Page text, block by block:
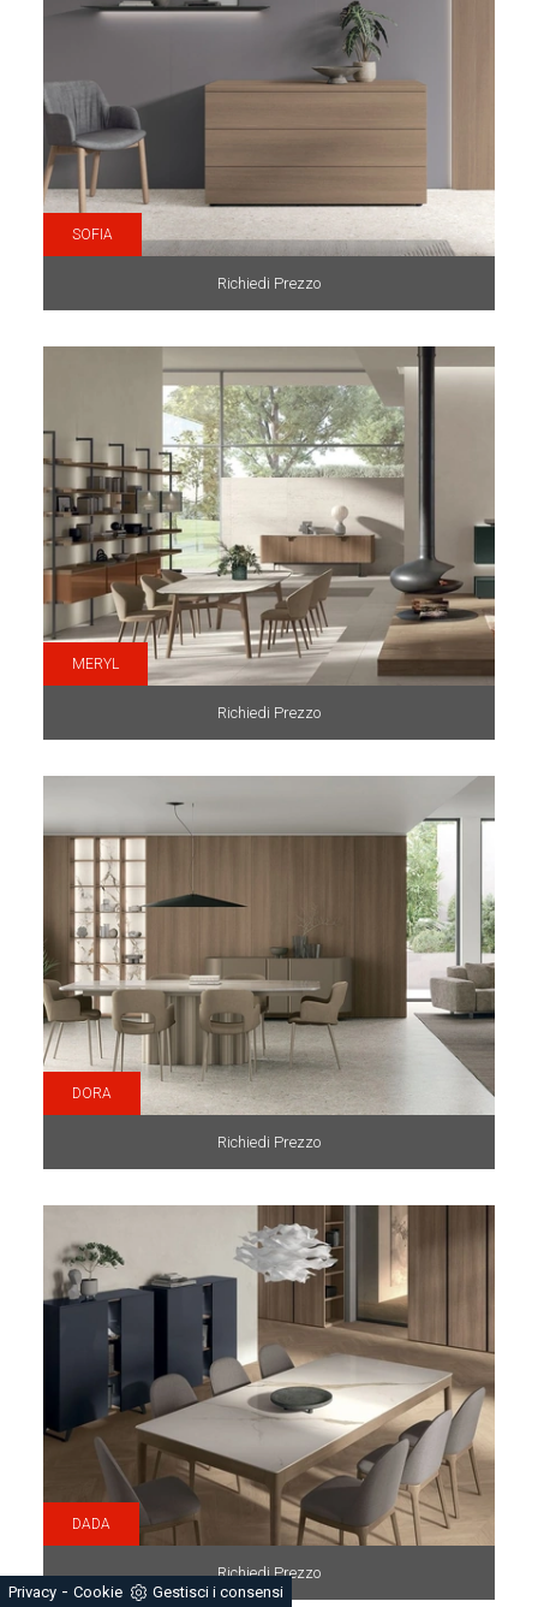
SOFIA
Richiedi Prezzo
MERYL
Richiedi Prezzo
DORA
Richiedi Prezzo
DADA
Richiedi Prezzo
Privacy - Cookie Gestisci i consensi